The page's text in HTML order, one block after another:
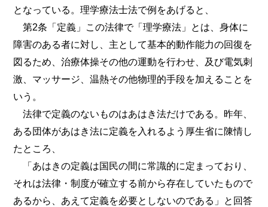
となっている。理学療法士法で例をあげると、
第2条「定義」この法律で「理学療法」とは、身体に
障害のある者に対し、主として基本的動作能力の回復を
図るため、治療体操その他の運動を行わせ、及び電気刺
激、マッサージ、温熱その他物理的手段を加えることを
いう。
法律で定義のないものはあはき法だけである。昨年、
ある団体があはき法に定義を入れるよう厚生省に陳情し
たところ、
「あはきの定義は国民の間に常識的に定まっており、
それは法律・制度が確立する前から存在していたもので
あるから、あえて定義を必要としないのである」と回答